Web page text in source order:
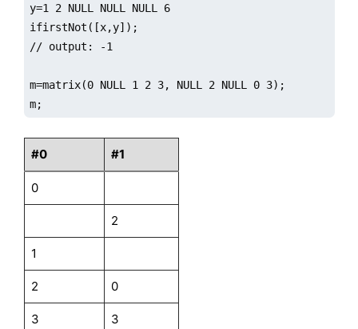
y=1 2 NULL NULL NULL 6
ifirstNot([x,y]);
// output: -1
m=matrix(0 NULL 1 2 3, NULL 2 NULL 0 3);
m;
#0 #1
0
2
1
2 0
3 3